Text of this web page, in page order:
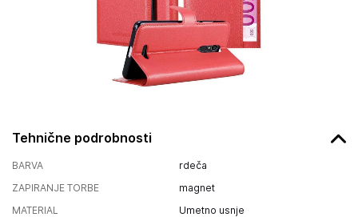
Tehnične podrobnosti
BARVA
rdeča
ZAPIRANJE TORBE
magnet
MATERIAL
Umetno usnje